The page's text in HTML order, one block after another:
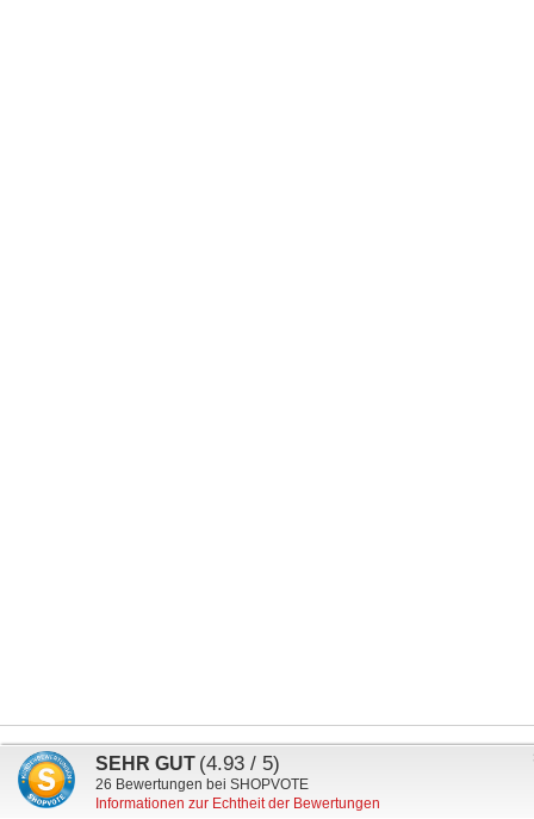
Anmeldung
zum
Newsletter:
SEHR GUT (4.93 / 5)
26 Bewertungen bei SHOPVOTE
Informationen zur Echtheit der Bewertungen